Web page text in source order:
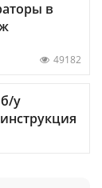
в
49182
у